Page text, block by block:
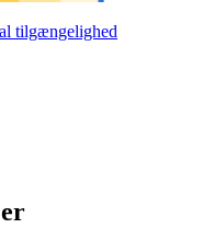
tilgængelighed